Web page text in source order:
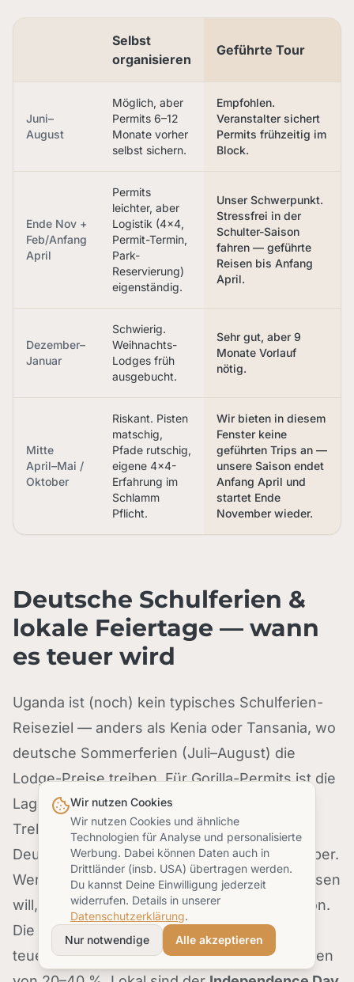
Selbst
organisieren
Geführte Tour
Juni–
August
Möglich, aber
Permits 6–12
Monate vorher
selbst sichern.
Empfohlen.
Veranstalter sichert
Permits frühzeitig im
Block.
Ende Nov +
Feb/Anfang
April
Permits
leichter, aber
Logistik (4×4,
Permit-Termin,
Park-
Reservierung)
eigenständig.
Unser Schwerpunkt.
Stressfrei in der
Schulter-Saison
fahren — geführte
Reisen bis Anfang
April.
Dezember–
Januar
Schwierig.
Weihnachts-
Lodges früh
ausgebucht.
Sehr gut, aber 9
Monate Vorlauf
nötig.
Mitte
April–Mai /
Oktober
Riskant. Pisten
matschig,
Pfade rutschig,
eigene 4×4-
Erfahrung im
Schlamm
Pflicht.
Wir bieten in diesem
Fenster keine
geführten Trips an —
unsere Saison endet
Anfang April und
startet Ende
November wieder.
Deutsche Schulferien &
lokale Feiertage — wann
es teuer wird
Uganda ist (noch) kein typisches Schulferien-
Reiseziel — anders als Kenia oder Tansania, wo
deutsche Sommerferien (Juli–August) die
Lodge-Preise treiben. Für Gorilla-Permits ist die
Lage trotzdem identisch: Die internationalen
Trekking-Fans (vor allem aus USA, UK und
Deutschland) bündeln sich auf Juni–September.
Wer in deutschenHerbstferien(Oktober) reisen
will, trifft die kurze Regenzeit — eher unschön.
Die
Weihnachts-Neujahrs-Phase
ist die
teuerste Zeit in Uganda mit Lodge-Aufschlägen
Wir nutzen Cookies
Wir nutzen Cookies und ähnliche
Technologien für Analyse und personalisierte
Werbung. Dabei können Daten auch in
Drittländer (insb. USA) übertragen werden.
Du kannst Deine Einwilligung jederzeit
widerrufen. Details in unserer
Datenschutzerklärung.
Nur notwendige
Alle akzeptieren